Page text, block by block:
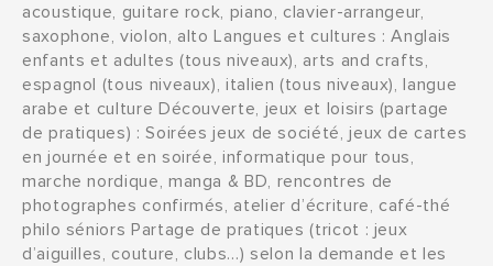
acoustique, guitare rock, piano, clavier-arrangeur,
saxophone, violon, alto Langues et cultures : Anglais
enfants et adultes (tous niveaux), arts and crafts,
espagnol (tous niveaux), italien (tous niveaux), langue
arabe et culture Découverte, jeux et loisirs (partage
de pratiques) : Soirées jeux de société, jeux de cartes
en journée et en soirée, informatique pour tous,
marche nordique, manga & BD, rencontres de
photographes confirmés, atelier d’écriture, café-thé
philo séniors Partage de pratiques (tricot : jeux
d’aiguilles, couture, clubs…) selon la demande et les